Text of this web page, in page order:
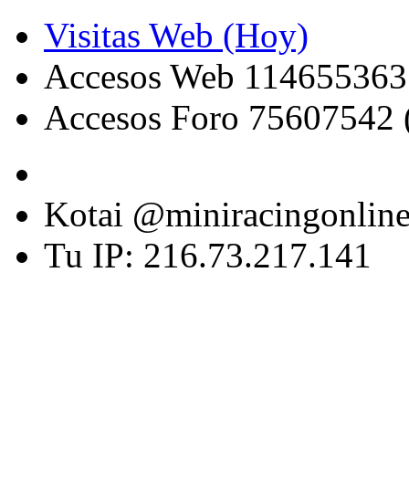
Visitas Web (Hoy)
Accesos Web
Accesos Foro 75607542
Kotai
Tu IP: 216.73.217.141